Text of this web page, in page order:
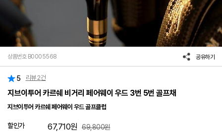
상품번호 B0005568 공유하기
5 리뷰2건
지브이투어 카르쉐 비거리 페어웨이 우드 3번 5번 골프채
지브이투어 카르쉐 페어웨이 우드 골프클럽
할인가 67,710원 69,800원